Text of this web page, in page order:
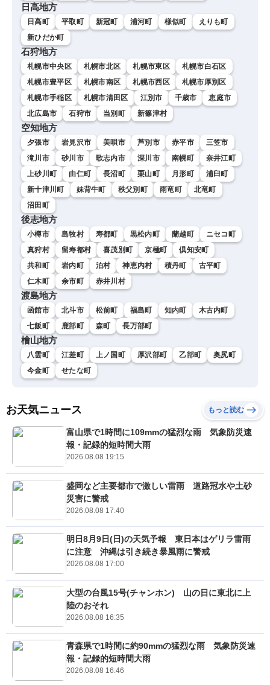
日高地方
日高町 平取町 新冠町 浦河町 様似町
えりも町
新ひだか町
石狩地方
札幌市中央区 札幌市北区 札幌市東区
札幌市白石区
札幌市豊平区
札幌市南区 札幌市西区
札幌市厚別区
札幌市手稲区
札幌市清田区 江別市 千歳市
恵庭市
北広島市
石狩市 当別町 新篠津村
空知地方
夕張市 岩見沢市 美唄市 芦別市 赤平市
三笠市
滝川市
砂川市 歌志内市 深川市 南幌町
奈井江町
上砂川町
由仁町 長沼町 栗山町 月形町
浦臼町
新十津川町
妹背牛町 秩父別町 雨竜町
北竜町
沼田町
後志地方
小樽市 島牧村 寿都町 黒松内町 蘭越町
ニセコ町
真狩村
留寿都村 喜茂別町 京極町
倶知安町
共和町
岩内町 泊村 神恵内村 積丹町
古平町
仁木町
余市町 赤井川村
渡島地方
函館市 北斗市 松前町 福島町 知内町
木古内町
七飯町
鹿部町 森町 長万部町
檜山地方
八雲町 江差町 上ノ国町 厚沢部町 乙部町
奥尻町
今金町
せたな町
お天気ニュース もっと読む
富山県で1時間に109mmの猛烈な雨 気象防災速
報・記録的短時間大雨
2026.08.08 19:15
盛岡など主要都市で激しい雷雨 道路冠水や土砂
災害に警戒
2026.08.08 17:40
明日8月9日(日)の天気予報 東日本はゲリラ雷雨
に注意 沖縄は引き続き暴風雨に警戒
2026.08.08 17:00
大型の台風15号(チャンホン) 山の日に東北に上
陸のおそれ
2026.08.08 16:35
青森県で1時間に約90mmの猛烈な雨 気象防災速
報・記録的短時間大雨
2026.08.08 16:46